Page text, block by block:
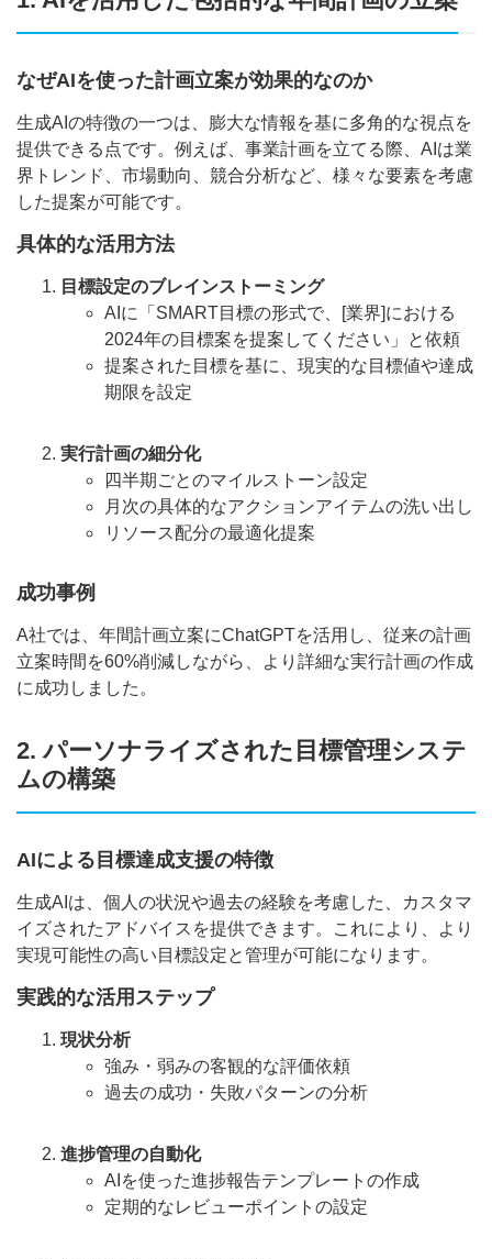
なぜAIを使った計画立案が効果的なのか
生成AIの特徴の一つは、膨大な情報を基に多角的な視点を
提供できる点です。例えば、事業計画を立てる際、AIは業
界トレンド、市場動向、競合分析など、様々な要素を考慮
した提案が可能です。
具体的な活用方法
目標設定のブレインストーミング
AIに「SMART目標の形式で、[業界]における
2024年の目標案を提案してください」と依頼
提案された目標を基に、現実的な目標値や達成
期限を設定
実行計画の細分化
四半期ごとのマイルストーン設定
月次の具体的なアクションアイテムの洗い出し
リソース配分の最適化提案
成功事例
A社では、年間計画立案にChatGPTを活用し、従来の計画
立案時間を60%削減しながら、より詳細な実行計画の作成
に成功しました。
2. パーソナライズされた目標管理システ
ムの構築
AIによる目標達成支援の特徴
生成AIは、個人の状況や過去の経験を考慮した、カスタマ
イズされたアドバイスを提供できます。これにより、より
実現可能性の高い目標設定と管理が可能になります。
実践的な活用ステップ
現状分析
強み・弱みの客観的な評価依頼
過去の成功・失敗パターンの分析
進捗管理の自動化
AIを使った進捗報告テンプレートの作成
定期的なレビューポイントの設定